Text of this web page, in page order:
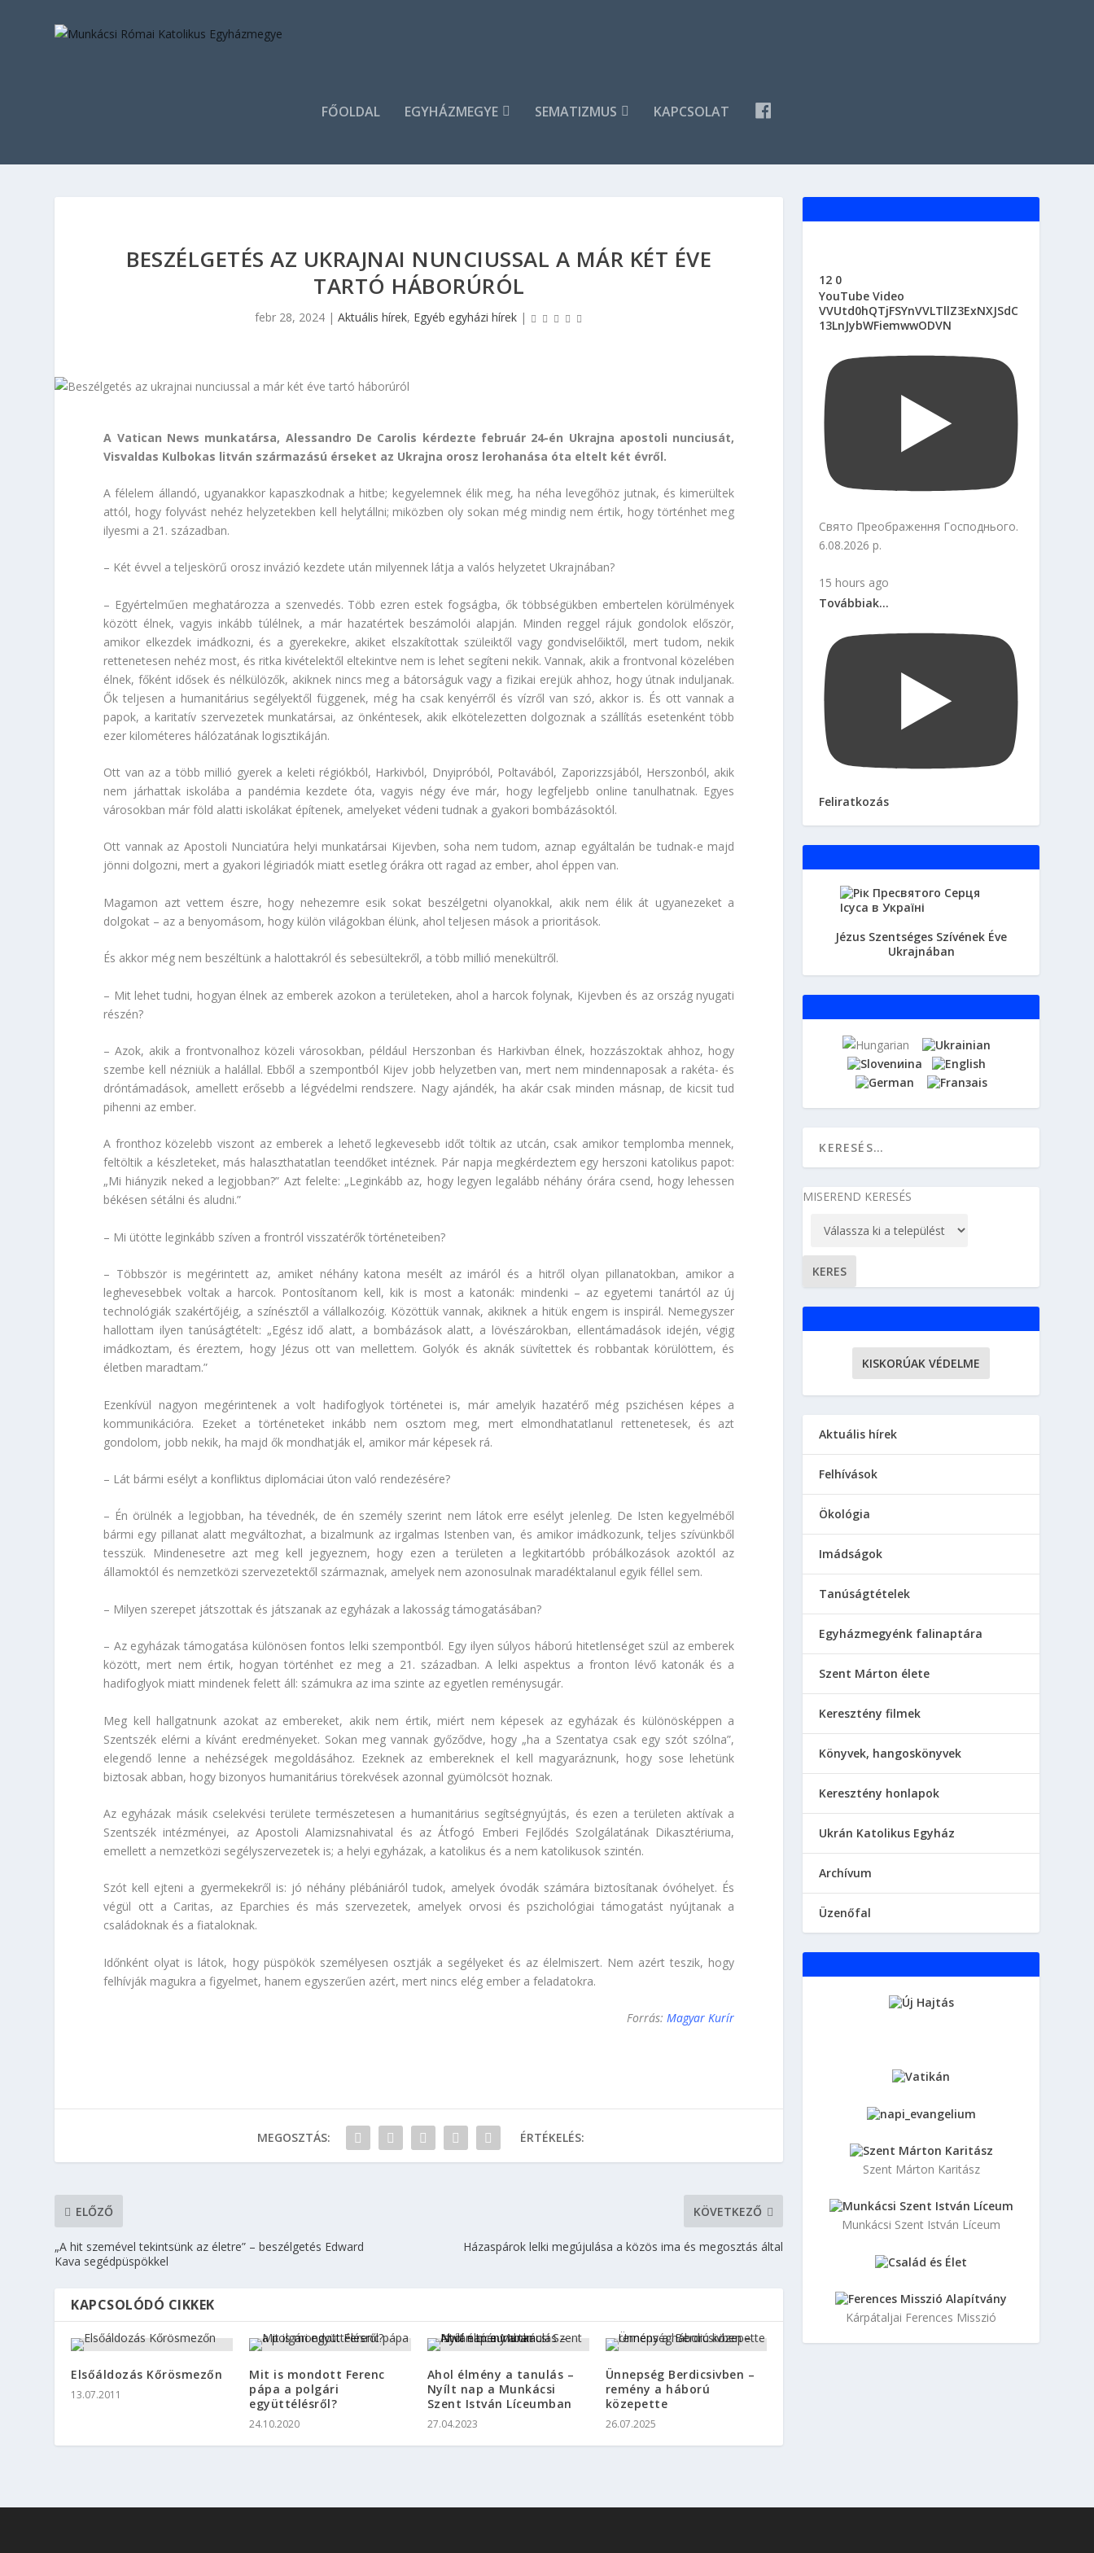
FŐOLDAL EGYHÁZMEGYE SEMATIZMUS KAPCSOLAT
B
BESZÉLGETÉS AZ UKRAJNAI NUNCIUSSAL A MÁR KÉT ÉVE
TARTÓ HÁBORÚRÓL
febr 28, 2024| Aktuális hírek, Egyéb egyházi hírek|
A Vatican News munkatársa, Alessandro De Carolis kérdezte február 24-én Ukrajna apostoli nunciusát,
Visvaldas Kulbokas litván származású érseket az Ukrajna orosz lerohanása óta eltelt két évről.
A félelem állandó, ugyanakkor kapaszkodnak a hitbe; kegyelemnek élik meg, ha néha levegőhöz jutnak, és kimerültek
attól, hogy folyvást nehéz helyzetekben kell helytállni; miközben oly sokan még mindig nem értik, hogy történhet meg
ilyesmi a 21. században.
– Két évvel a teljeskörű orosz invázió kezdete után milyennek látja a valós helyzetet Ukrajnában?
– Egyértelműen meghatározza a szenvedés. Több ezren estek fogságba, ők többségükben embertelen körülmények
között élnek, vagyis inkább túlélnek, a már hazatértek beszámolói alapján. Minden reggel rájuk gondolok először,
amikor elkezdek imádkozni, és a gyerekekre, akiket elszakítottak szüleiktől vagy gondviselőiktől, mert tudom, nekik
rettenetesen nehéz most, és ritka kivételektől eltekintve nem is lehet segíteni nekik. Vannak, akik a frontvonal közelében
élnek, főként idősek és nélkülözők, akiknek nincs meg a bátorságuk vagy a fizikai erejük ahhoz, hogy útnak induljanak.
Ők teljesen a humanitárius segélyektől függenek, még ha csak kenyérről és vízről van szó, akkor is. És ott vannak a
papok, a karitatív szervezetek munkatársai, az önkéntesek, akik elkötelezetten dolgoznak a szállítás esetenként több
ezer kilométeres hálózatának logisztikáján.
Ott van az a több millió gyerek a keleti régiókból, Harkivból, Dnyipróból, Poltavából, Zaporizzsjából, Herszonból, akik
nem járhattak iskolába a pandémia kezdete óta, vagyis négy éve már, hogy legfeljebb online tanulhatnak. Egyes
városokban már föld alatti iskolákat építenek, amelyeket védeni tudnak a gyakori bombázásoktól.
Ott vannak az Apostoli Nunciatúra helyi munkatársai Kijevben, soha nem tudom, aznap egyáltalán be tudnak-e majd
jönni dolgozni, mert a gyakori légiriadók miatt esetleg órákra ott ragad az ember, ahol éppen van.
Magamon azt vettem észre, hogy nehezemre esik sokat beszélgetni olyanokkal, akik nem élik át ugyanezeket a
dolgokat – az a benyomásom, hogy külön világokban élünk, ahol teljesen mások a prioritások.
És akkor még nem beszéltünk a halottakról és sebesültekről, a több millió menekültről.
– Mit lehet tudni, hogyan élnek az emberek azokon a területeken, ahol a harcok folynak, Kijevben és az ország nyugati
részén?
– Azok, akik a frontvonalhoz közeli városokban, például Herszonban és Harkivban élnek, hozzászoktak ahhoz, hogy
szembe kell nézniük a halállal. Ebből a szempontból Kijev jobb helyzetben van, mert nem mindennaposak a rakéta- és
dróntámadások, amellett erősebb a légvédelmi rendszere. Nagy ajándék, ha akár csak minden másnap, de kicsit tud
pihenni az ember.
A fronthoz közelebb viszont az emberek a lehető legkevesebb időt töltik az utcán, csak amikor templomba mennek,
feltöltik a készleteket, más halaszthatatlan teendőket intéznek. Pár napja megkérdeztem egy herszoni katolikus papot:
„Mi hiányzik neked a legjobban?” Azt felelte: „Leginkább az, hogy legyen legalább néhány órára csend, hogy lehessen
békésen sétálni és aludni.”
– Mi ütötte leginkább szíven a frontról visszatérők történeteiben?
– Többször is megérintett az, amiket néhány katona mesélt az imáról és a hitről olyan pillanatokban, amikor a
leghevesebbek voltak a harcok. Pontosítanom kell, kik is most a katonák: mindenki – az egyetemi tanártól az új
technológiák szakértőjéig, a színésztől a vállalkozóig. Közöttük vannak, akiknek a hitük engem is inspirál. Nemegyszer
hallottam ilyen tanúságtételt: „Egész idő alatt, a bombázások alatt, a lövészárokban, ellentámadások idején, végig
imádkoztam, és éreztem, hogy Jézus ott van mellettem. Golyók és aknák süvítettek és robbantak körülöttem, és
életben maradtam.”
Ezenkívül nagyon megérintenek a volt hadifoglyok történetei is, már amelyik hazatérő még pszichésen képes a
kommunikációra. Ezeket a történeteket inkább nem osztom meg, mert elmondhatatlanul rettenetesek, és azt
gondolom, jobb nekik, ha majd ők mondhatják el, amikor már képesek rá.
– Lát bármi esélyt a konfliktus diplomáciai úton való rendezésére?
– Én örülnék a legjobban, ha tévednék, de én személy szerint nem látok erre esélyt jelenleg. De Isten kegyelméből
bármi egy pillanat alatt megváltozhat, a bizalmunk az irgalmas Istenben van, és amikor imádkozunk, teljes szívünkből
tesszük. Mindenesetre azt meg kell jegyeznem, hogy ezen a területen a legkitartóbb próbálkozások azoktól az
államoktól és nemzetközi szervezetektől származnak, amelyek nem azonosulnak maradéktalanul egyik féllel sem.
– Milyen szerepet játszottak és játszanak az egyházak a lakosság támogatásában?
– Az egyházak támogatása különösen fontos lelki szempontból. Egy ilyen súlyos háború hitetlenséget szül az emberek
között, mert nem értik, hogyan történhet ez meg a 21. században. A lelki aspektus a fronton lévő katonák és a
hadifoglyok miatt mindenek felett áll: számukra az ima szinte az egyetlen reménysugár.
Meg kell hallgatnunk azokat az embereket, akik nem értik, miért nem képesek az egyházak és különösképpen a
Szentszék elérni a kívánt eredményeket. Sokan meg vannak győződve, hogy „ha a Szentatya csak egy szót szólna”,
elegendő lenne a nehézségek megoldásához. Ezeknek az embereknek el kell magyaráznunk, hogy sose lehetünk
biztosak abban, hogy bizonyos humanitárius törekvések azonnal gyümölcsöt hoznak.
Az egyházak másik cselekvési területe természetesen a humanitárius segítségnyújtás, és ezen a területen aktívak a
Szentszék intézményei, az Apostoli Alamizsnahivatal és az Átfogó Emberi Fejlődés Szolgálatának Dikasztériuma,
emellett a nemzetközi segélyszervezetek is; a helyi egyházak, a katolikus és a nem katolikusok szintén.
Szót kell ejteni a gyermekekről is: jó néhány plébániáról tudok, amelyek óvodák számára biztosítanak óvóhelyet. És
végül ott a Caritas, az Eparchies és más szervezetek, amelyek orvosi és pszichológiai támogatást nyújtanak a
családoknak és a fiataloknak.
Időnként olyat is látok, hogy püspökök személyesen osztják a segélyeket és az élelmiszert. Nem azért teszik, hogy
felhívják magukra a figyelmet, hanem egyszerűen azért, mert nincs elég ember a feladatokra.
Forrás:Magyar Kurír
MEGOSZTÁS: ÉRTÉKELÉS:
ELŐZŐ
„A hit szemével tekintsünk az életre” – beszélgetés Edward
Kava segédpüspökkel
KÖVETKEZŐ
Házaspárok lelki megújulása a közös ima és megosztás által
KAPCSOLÓDÓ CIKKEK
Elsőáldozás Kőrösmezőn
13.07.2011
Mit is mondott Ferenc
pápa a polgári
együttélésről?
24.10.2020
Ahol élmény a tanulás –
Nyílt nap a Munkácsi
Szent István Líceumban
27.04.2023
Ünnepség Berdicsivben –
remény a háború
közepette
26.07.2025
12 0
YouTube Video
VVUtd0hQTjFSYnVVLTllZ3ExNXJSdC
13LnJybWFiemwwODVN
Свято Преображення Господнього.
6.08.2026 р.
15 hours ago
Továbbiak...
Feliratkozás
Jézus Szentséges Szívének Éve
Ukrajnában
MISEREND KERESÉS
KISKORÚAK VÉDELME
Aktuális hírek
Felhívások
Ökológia
Imádságok
Tanúságtételek
Egyházmegyénk falinaptára
Szent Márton élete
Keresztény filmek
Könyvek, hangoskönyvek
Keresztény honlapok
Ukrán Katolikus Egyház
Аrchívum
Üzenőfal
Szent Márton Karitász
Munkácsi Szent István Líceum
Kárpátaljai Ferences Misszió